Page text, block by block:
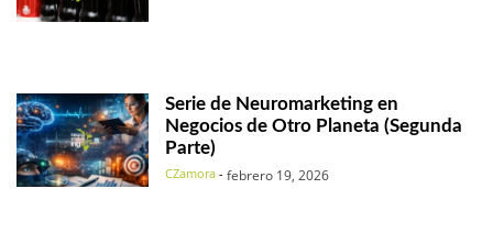
Serie de Neuromarketing en
Negocios de Otro Planeta (Segunda
Parte)
CZamora - febrero 19, 2026